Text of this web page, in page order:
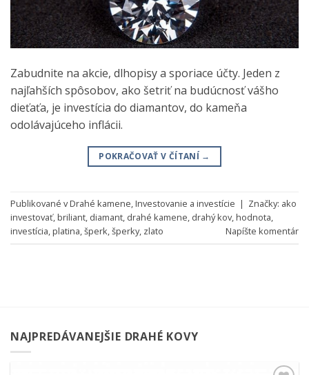
Zabudnite na akcie, dlhopisy a sporiace účty. Jeden z
najľahších spôsobov, ako šetriť na budúcnosť vášho
dieťaťa, je investícia do diamantov, do kameňa
odolávajúceho inflácii.
POKRAČOVAŤ V ČÍTANÍ →
Publikované vDrahé kamene,Investovanie a investície | Značky: ako
investovať,briliant, diamant, drahé kamene, drahý kov,hodnota,
investícia,platina,šperk,šperky, zlato Napíšte komentár
NAJPREDÁVANEJŠIE DRAHÉ KOVY